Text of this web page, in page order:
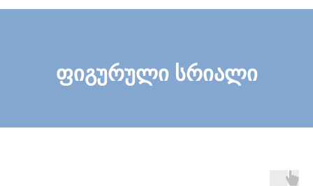
ფიგურული სრიალი